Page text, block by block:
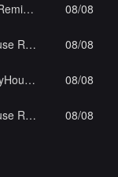
温岚 - 夏天的风(DJR89 FunkyHouse Remix)Q鼓-DJ文少Edit 08/08
威哥 - 爱的故事上集(DjSjun FunkyHouse Remix)Q鼓-DJ文少Edit 08/08
吕品 - 被爱伤害的男人(Dj一枝花 FunkyHouse Remix)空灵鼓-DJ文少Edit 08/08
金钰儿 - 那风吹那人(DjSjun FunkyHouse Remix)Q鼓-DJ文少Edit 08/08